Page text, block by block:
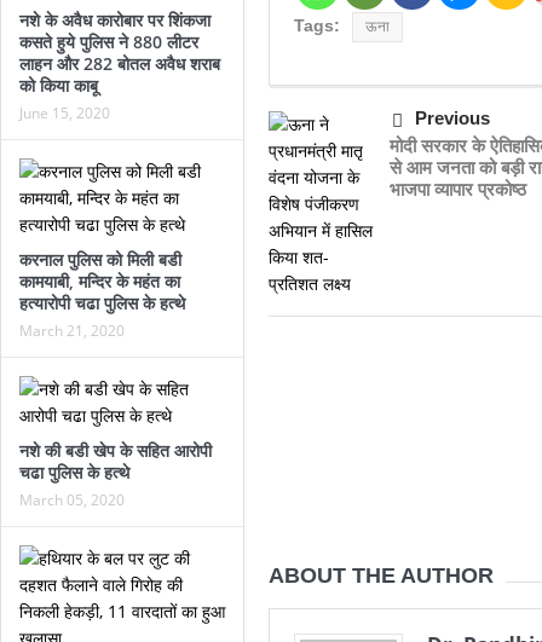
Tags: ऊना
Previous
मोदी सरकार के
से आम जनता को बड़ी
भाजपा व्यापार प्रकोष्ठ
ABOUT THE AUTHOR
नशे के अवैध कारोबार पर शिंकजा
कसते हुये पुलिस ने 880 लीटर
लाहन और 282 बोतल अवैध शराब
को किया काबू
June 15, 2020
करनाल पुलिस को मिली बडी
कामयाबी, मन्दिर के महंत का
हत्यारोपी चढा पुलिस के हत्थे
March 21, 2020
नशे की बडी खेप के सहित आरोपी
चढा पुलिस के हत्थे
March 05, 2020